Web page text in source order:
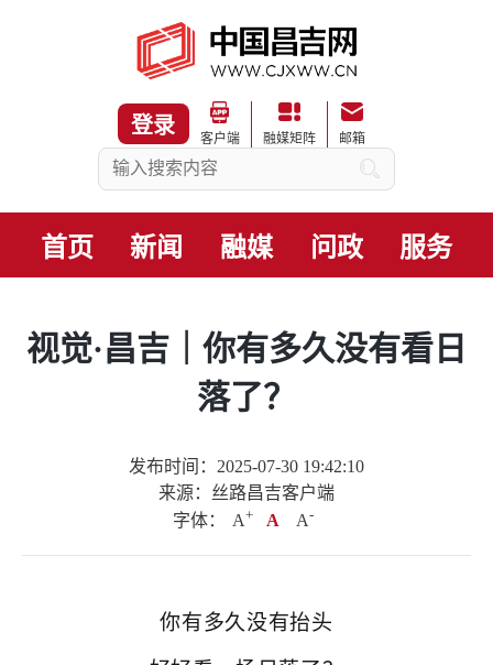
登录
客户端 融媒矩阵 邮箱
首页 新闻 融媒 问政 服务
视觉·昌吉｜你有多久没有看日
落了？
发布时间：2025-07-30 19:42:10
来源：丝路昌吉客户端
字体：
A+ A A-
你有多久没有抬头